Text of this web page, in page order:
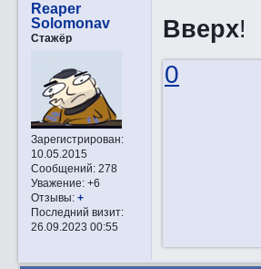
Reaper
Solomonav
Стажёр
Зарегистрирован:
10.05.2015
Сообщений:278
Уважение: +6
Отзывы: +
Последний визит:
26.09.2023 00:55
Вверх!
0